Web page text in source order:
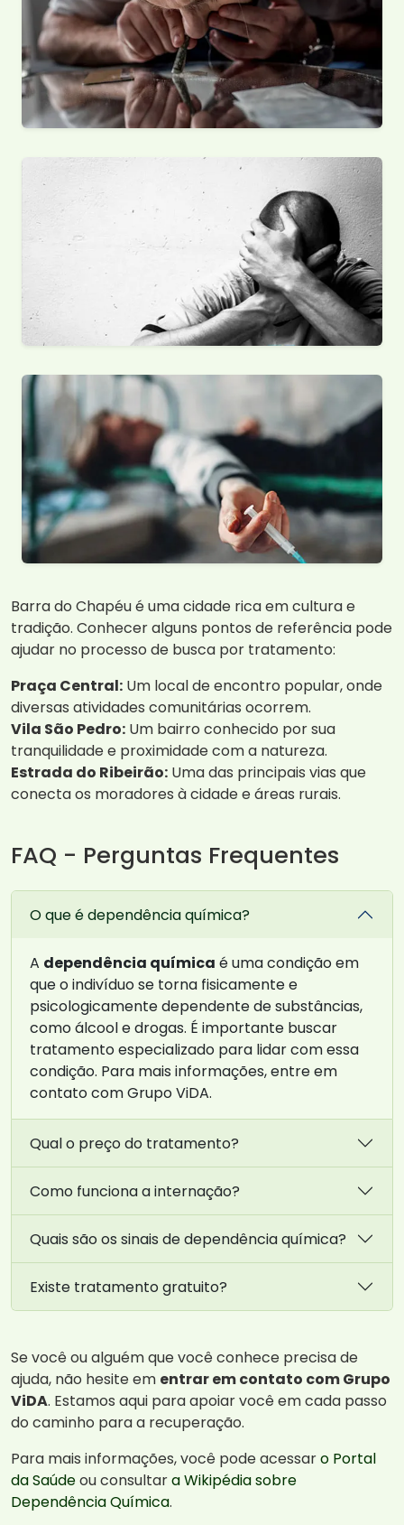
Barra do Chapéu é uma cidade rica em cultura e
tradição. Conhecer alguns pontos de referência pode
ajudar no processo de busca por tratamento:
Praça Central: Um local de encontro popular, onde
diversas atividades comunitárias ocorrem.
Vila São Pedro: Um bairro conhecido por sua
tranquilidade e proximidade com a natureza.
Estrada do Ribeirão: Uma das principais vias que
conecta os moradores à cidade e áreas rurais.
FAQ - Perguntas Frequentes
O que é dependência química?
A dependência química é uma condição em
que o indivíduo se torna fisicamente e
psicologicamente dependente de substâncias,
como álcool e drogas. É importante buscar
tratamento especializado para lidar com essa
condição. Para mais informações, entre em
contato com Grupo ViDA.
Qual o preço do tratamento?
Como funciona a internação?
Quais são os sinais de dependência química?
Existe tratamento gratuito?
Se você ou alguém que você conhece precisa de
ajuda, não hesite em entrar em contato com Grupo
ViDA. Estamos aqui para apoiar você em cada passo
do caminho para a recuperação.
Para mais informações, você pode acessaro Portal
da Saúdeou consultara Wikipédia sobre
Dependência Química.